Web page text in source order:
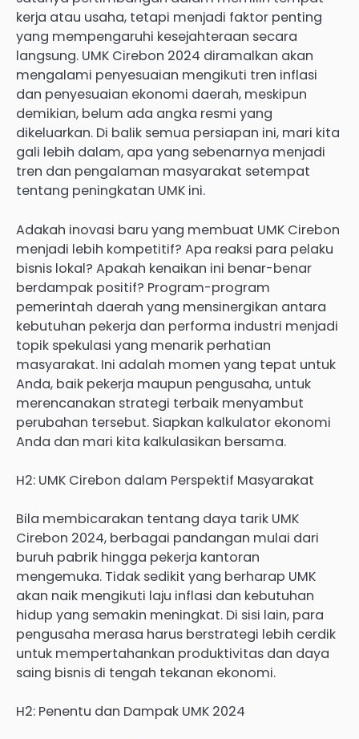
kerja atau usaha, tetapi menjadi faktor penting
yang mempengaruhi kesejahteraan secara
langsung. UMK Cirebon 2024 diramalkan akan
mengalami penyesuaian mengikuti tren inflasi
dan penyesuaian ekonomi daerah, meskipun
demikian, belum ada angka resmi yang
dikeluarkan. Di balik semua persiapan ini, mari kita
gali lebih dalam, apa yang sebenarnya menjadi
tren dan pengalaman masyarakat setempat
tentang peningkatan UMK ini.
Adakah inovasi baru yang membuat UMK Cirebon
menjadi lebih kompetitif? Apa reaksi para pelaku
bisnis lokal? Apakah kenaikan ini benar-benar
berdampak positif? Program-program
pemerintah daerah yang mensinergikan antara
kebutuhan pekerja dan performa industri menjadi
topik spekulasi yang menarik perhatian
masyarakat. Ini adalah momen yang tepat untuk
Anda, baik pekerja maupun pengusaha, untuk
merencanakan strategi terbaik menyambut
perubahan tersebut. Siapkan kalkulator ekonomi
Anda dan mari kita kalkulasikan bersama.
H2: UMK Cirebon dalam Perspektif Masyarakat
Bila membicarakan tentang daya tarik UMK
Cirebon 2024, berbagai pandangan mulai dari
buruh pabrik hingga pekerja kantoran
mengemuka. Tidak sedikit yang berharap UMK
akan naik mengikuti laju inflasi dan kebutuhan
hidup yang semakin meningkat. Di sisi lain, para
pengusaha merasa harus berstrategi lebih cerdik
untuk mempertahankan produktivitas dan daya
saing bisnis di tengah tekanan ekonomi.
H2: Penentu dan Dampak UMK 2024